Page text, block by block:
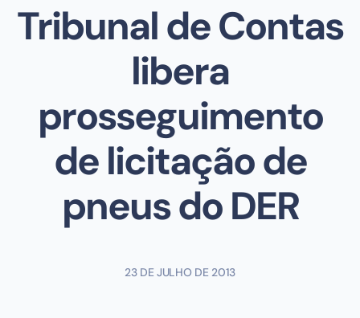
Tribunal de Contas
libera
prosseguimento
de licitação de
pneus do DER
23 DE JULHO DE 2013